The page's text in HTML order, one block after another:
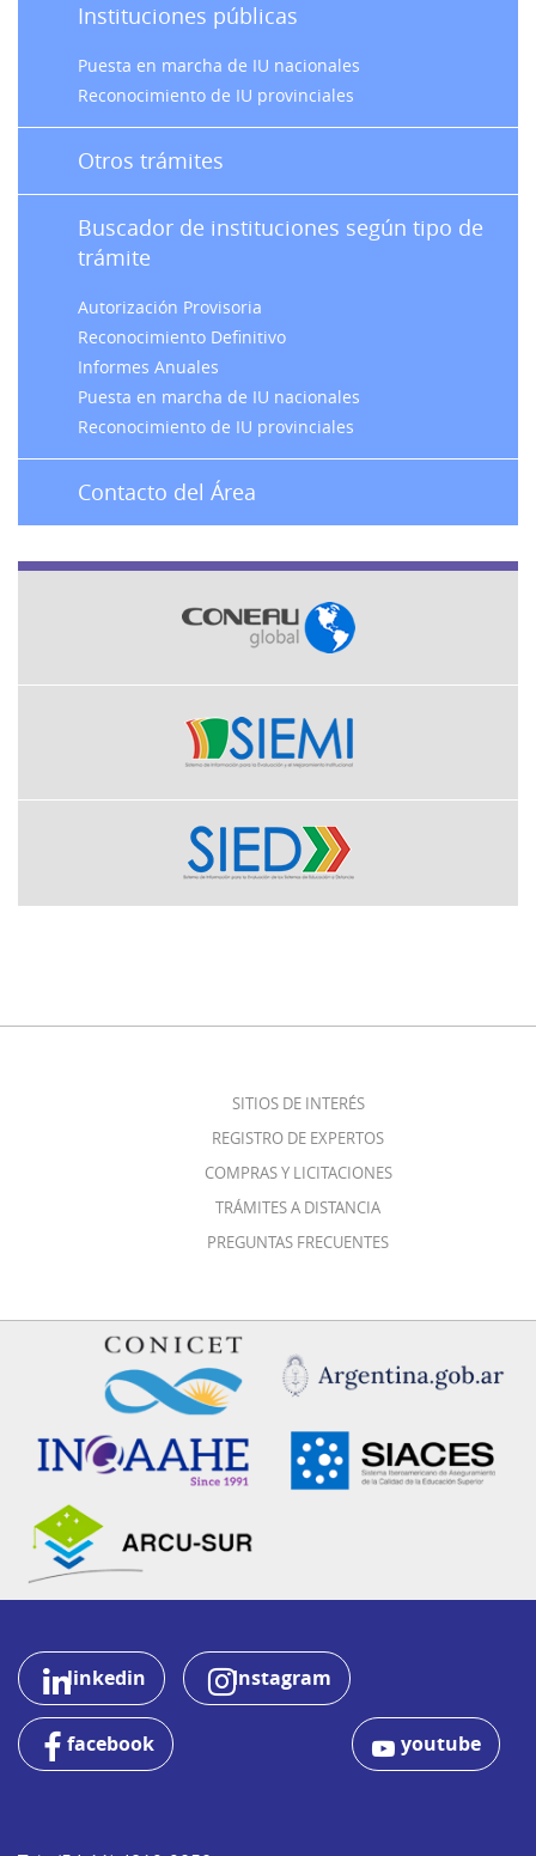
Instituciones públicas
Puesta en marcha de IU nacionales
Reconocimiento de IU provinciales
Otros trámites
Buscador de instituciones según tipo de
trámite
Autorización Provisoria
Reconocimiento Definitivo
Informes Anuales
Puesta en marcha de IU nacionales
Reconocimiento de IU provinciales
Contacto del Área
SITIOS DE INTERÉS
REGISTRO DE EXPERTOS
COMPRAS Y LICITACIONES
TRÁMITES A DISTANCIA
PREGUNTAS FRECUENTES
linkedin Instagram
facebook youtube